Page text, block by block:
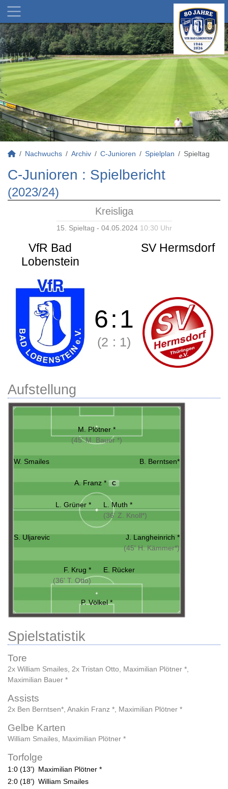
Nachwuchs Archiv C-Junioren Spielplan Spieltag
C-Junioren : Spielbericht
(2023/24)
Kreisliga
15. Spieltag - 04.05.2024 10:30 Uhr
VfR Bad
Lobenstein
SV Hermsdorf
6:1
(2 : 1)
Aufstellung
M. Plötner *
(45' M. Bauer *)
W. Smailes B. Berntsen*
A. Franz * C
L. Grüner *
L. Muth *
(36' Z. Knoll*)
S. Uljarevic
J. Langheinrich *
(45' H. Kämmer*)
F. Krug *
(36' T. Otto)
E. Rücker
P. Völkel *
Spielstatistik
Tore
2x William Smailes 2x Tristan Otto Maximilian Plötner *
Maximilian Bauer *
Assists
2x Ben Berntsen* Anakin Franz * Maximilian Plötner *
Gelbe Karten
William Smailes Maximilian Plötner *
Torfolge
1:0 (13') Maximilian Plötner *
2:0 (18') William Smailes